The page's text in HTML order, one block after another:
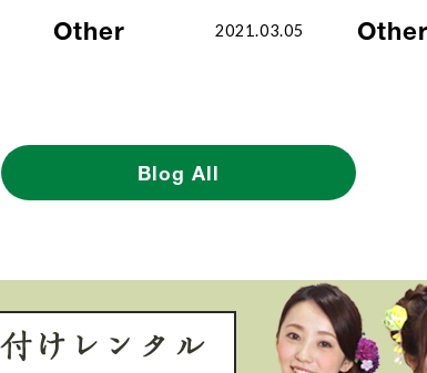
Other 2021.03.05 Other
Blog All